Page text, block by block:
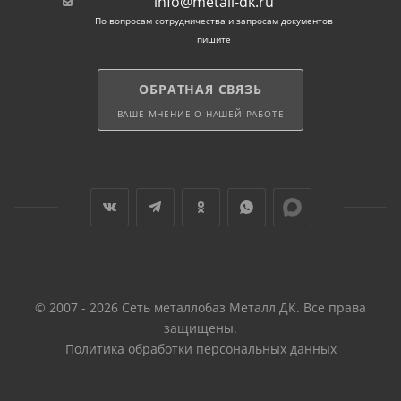
Отпускается прокат хлыстами длиной 6, 10 и 12
метров. По желанию покупателей возможна резка
По вопросам сотрудничества и запросам документов
пишите
ОБРАТНАЯ СВЯЗЬ
ВАШЕ МНЕНИЕ О НАШЕЙ РАБОТЕ
© 2007 - 2026 Сеть металлобаз Металл ДК. Все права
защищены.
Политика обработки персональных данных